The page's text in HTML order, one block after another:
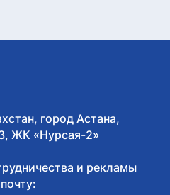
город Астана,
ЖК «Нурсая-2»
и рекламы